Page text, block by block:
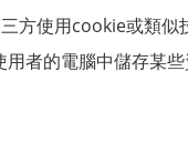
方使用 cookie或類似
者的電腦中儲存某